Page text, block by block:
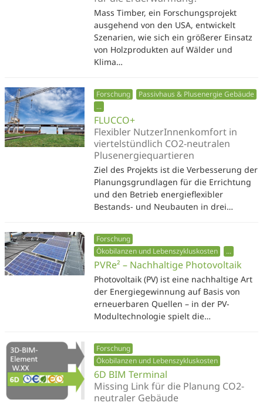
Mass Timber, ein Forschungsprojekt
ausgehend von den USA, entwickelt
Szenarien, wie sich ein größerer Einsatz
von Holzprodukten auf Wälder und
Klima…
Forschung
Passivhaus & Plusenergie Gebäude
...
FLUCCO+
Flexibler NutzerInnenkomfort in
viertelstündlich CO2-neutralen
Plusenergiequartieren
Ziel des Projekts ist die Verbesserung der
Planungsgrundlagen für die Errichtung
und den Betrieb energieflexibler
Bestands- und Neubauten in drei…
Forschung
Ökobilanzen und Lebenszykluskosten
...
PVRe² – Nachhaltige Photovoltaik
Photovoltaik (PV) ist eine nachhaltige Art
der Energiegewinnung auf Basis von
erneuerbaren Quellen – in der PV-
Modultechnologie spielt die…
Forschung
Ökobilanzen und Lebenszykluskosten
6D BIM Terminal
Missing Link für die Planung CO2-
neutraler Gebäude